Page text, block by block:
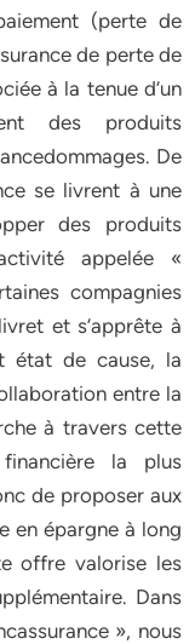
(perte de
de perte de
à la tenue d’un
des produits
De
se livrent à une
des produits
appelée «
compagnies
et s’apprête à
état de cause, la
entre la
à travers cette
la plus
de proposer aux
en épargne à long
offre valorise les
Dans
», nous